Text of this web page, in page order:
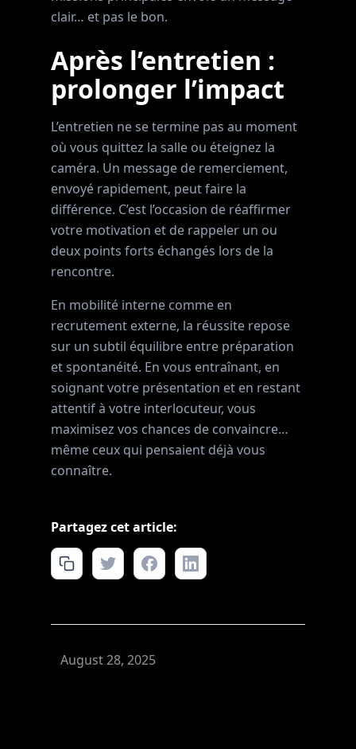
clair… et pas le bon.
Après l’entretien :
prolonger l’impact
L’entretien ne se termine pas au moment
où vous quittez la salle ou éteignez la
caméra. Un message de remerciement,
envoyé rapidement, peut faire la
différence. C’est l’occasion de réaffirmer
votre motivation et de rappeler un ou
deux points forts échangés lors de la
rencontre.
En mobilité interne comme en
recrutement externe, la réussite repose
sur un subtil équilibre entre préparation
et spontanéité. En vous entraînant, en
soignant votre présentation et en restant
attentif à votre interlocuteur, vous
maximisez vos chances de convaincre…
même ceux qui pensaient déjà vous
connaître.
Partagez cet article:
August 28, 2025